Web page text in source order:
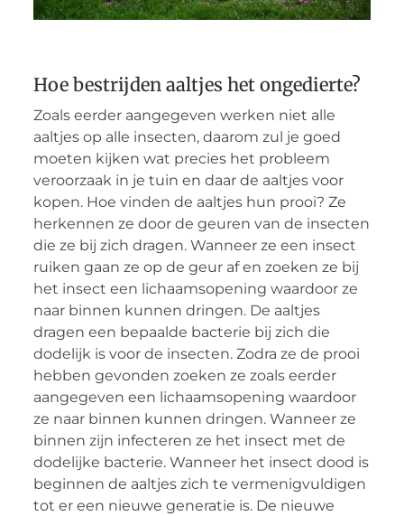
Hoe bestrijden aaltjes het ongedierte?
Zoals eerder aangegeven werken niet alle
aaltjes op alle insecten, daarom zul je goed
moeten kijken wat precies het probleem
veroorzaak in je tuin en daar de aaltjes voor
kopen. Hoe vinden de aaltjes hun prooi? Ze
herkennen ze door de geuren van de insecten
die ze bij zich dragen. Wanneer ze een insect
ruiken gaan ze op de geur af en zoeken ze bij
het insect een lichaamsopening waardoor ze
naar binnen kunnen dringen. De aaltjes
dragen een bepaalde bacterie bij zich die
dodelijk is voor de insecten. Zodra ze de prooi
hebben gevonden zoeken ze zoals eerder
aangegeven een lichaamsopening waardoor
ze naar binnen kunnen dringen. Wanneer ze
binnen zijn infecteren ze het insect met de
dodelijke bacterie. Wanneer het insect dood is
beginnen de aaltjes zich te vermenigvuldigen
tot er een nieuwe generatie is. De nieuwe